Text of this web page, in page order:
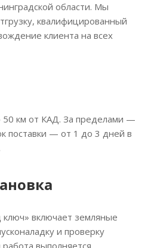
области. Мы
квалифицированный
клиента на всех
50 км от КАД. За пределами —
поставки — от 1 до 3 дней в
ключ» включает земляные
и проверку
выполняется